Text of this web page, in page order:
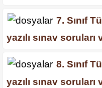
7. Sınıf
yazılı sınav soruları
8. Sınıf
yazılı sınav soruları